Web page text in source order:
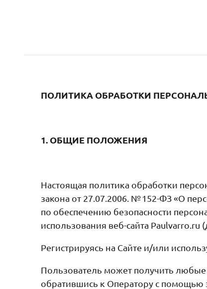
ПОЛИТИКА ОБРАБОТКИ
1. ОБЩИЕ ПОЛОЖЕНИЯ
Настоящая политика обработки
закона от 27.07.2006. № 152-ФЗ «О
по обеспечению безопасности
использования веб-сайта Paulvarro.ru
Регистрируясь на Сайте и/или
Пользователь может получить
обратившись к Оператору с помощью